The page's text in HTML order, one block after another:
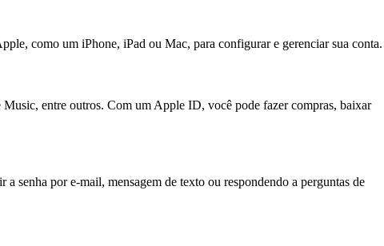
como um iPhone, iPad ou Mac, para configurar e gerenciar sua conta.
entre outros. Com um Apple ID, você pode fazer compras, baixar
senha por e-mail, mensagem de texto ou respondendo a perguntas de